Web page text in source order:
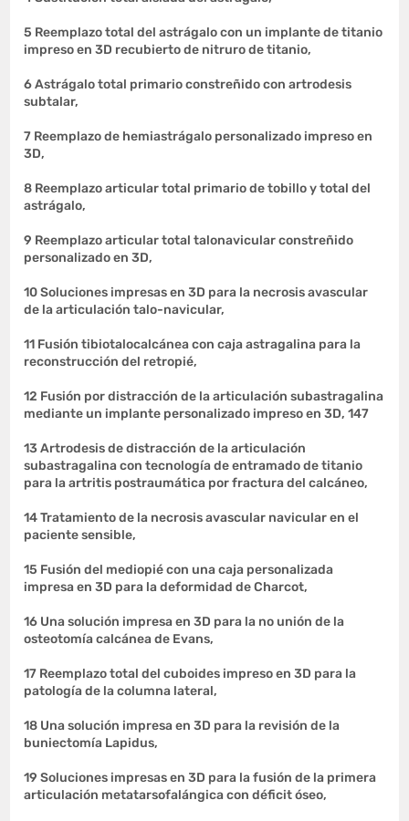
5 Reemplazo total del astrágalo con un implante de titanio
impreso en 3D recubierto de nitruro de titanio,
6 Astrágalo total primario constreñido con artrodesis
subtalar,
7 Reemplazo de hemiastrágalo personalizado impreso en
3D,
8 Reemplazo articular total primario de tobillo y total del
astrágalo,
9 Reemplazo articular total talonavicular constreñido
personalizado en 3D,
10 Soluciones impresas en 3D para la necrosis avascular
de la articulación talo-navicular,
11 Fusión tibiotalocalcánea con caja astragalina para la
reconstrucción del retropié,
12 Fusión por distracción de la articulación subastragalina
mediante un implante personalizado impreso en 3D, 147
13 Artrodesis de distracción de la articulación
subastragalina con tecnología de entramado de titanio
para la artritis postraumática por fractura del calcáneo,
14 Tratamiento de la necrosis avascular navicular en el
paciente sensible,
15 Fusión del mediopié con una caja personalizada
impresa en 3D para la deformidad de Charcot,
16 Una solución impresa en 3D para la no unión de la
osteotomía calcánea de Evans,
17 Reemplazo total del cuboides impreso en 3D para la
patología de la columna lateral,
18 Una solución impresa en 3D para la revisión de la
buniectomía Lapidus,
19 Soluciones impresas en 3D para la fusión de la primera
articulación metatarsofalángica con déficit óseo,